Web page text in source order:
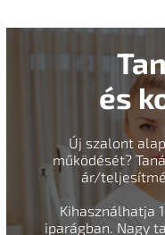
és
Új szalont
működését?
ár/
Kihasználhatja
iparágban. Nagy